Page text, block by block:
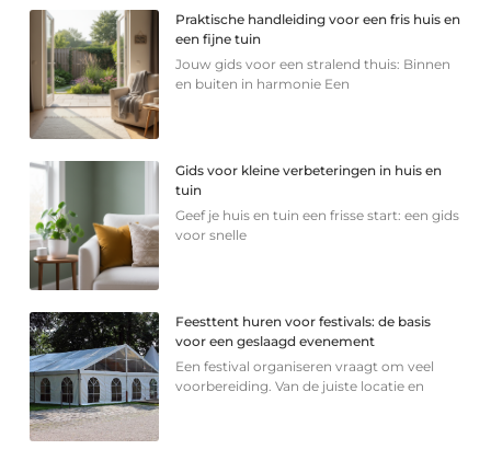
Praktische handleiding voor een fris huis en
een fijne tuin
Jouw gids voor een stralend thuis: Binnen
en buiten in harmonie Een
Gids voor kleine verbeteringen in huis en
tuin
Geef je huis en tuin een frisse start: een gids
voor snelle
Feesttent huren voor festivals: de basis
voor een geslaagd evenement
Een festival organiseren vraagt om veel
voorbereiding. Van de juiste locatie en